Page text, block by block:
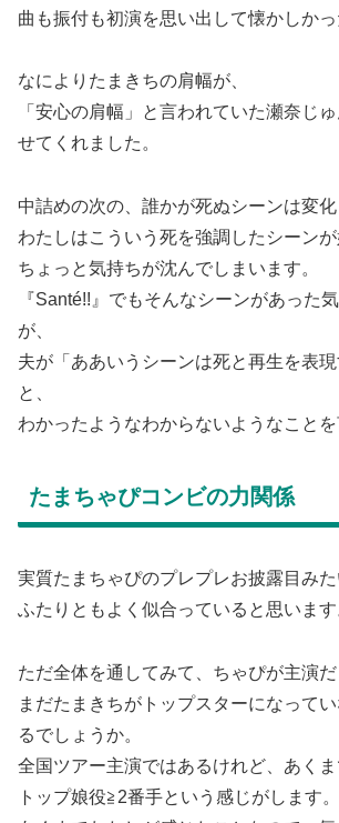
曲も振付も初演を思い出して懐かしかっ
なによりたまきちの肩幅が、
「安心の肩幅」と言われていた瀬奈じ
せてくれました。
中詰めの次の、誰かが死ぬシーンは変化
わたしはこういう死を強調したシーンが
ちょっと気持ちが沈んでしまいます。
『Santé!!』でもそんなシーンがあった
が、
夫が「ああいうシーンは死と再生を表現
と、
わかったようなわからないようなことを
たまちゃぴコンビの力関係
実質たまちゃぴのプレプレお披露目みた
ふたりともよく似合っていると思います
ただ全体を通してみて、ちゃぴが主演だ
まだたまきちがトップスターになって
るでしょうか。
全国ツアー主演ではあるけれど、あくま
トップ娘役≧2番手という感じがします。